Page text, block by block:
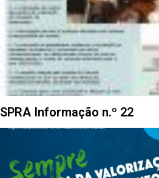
SPRA Informação n.º 22